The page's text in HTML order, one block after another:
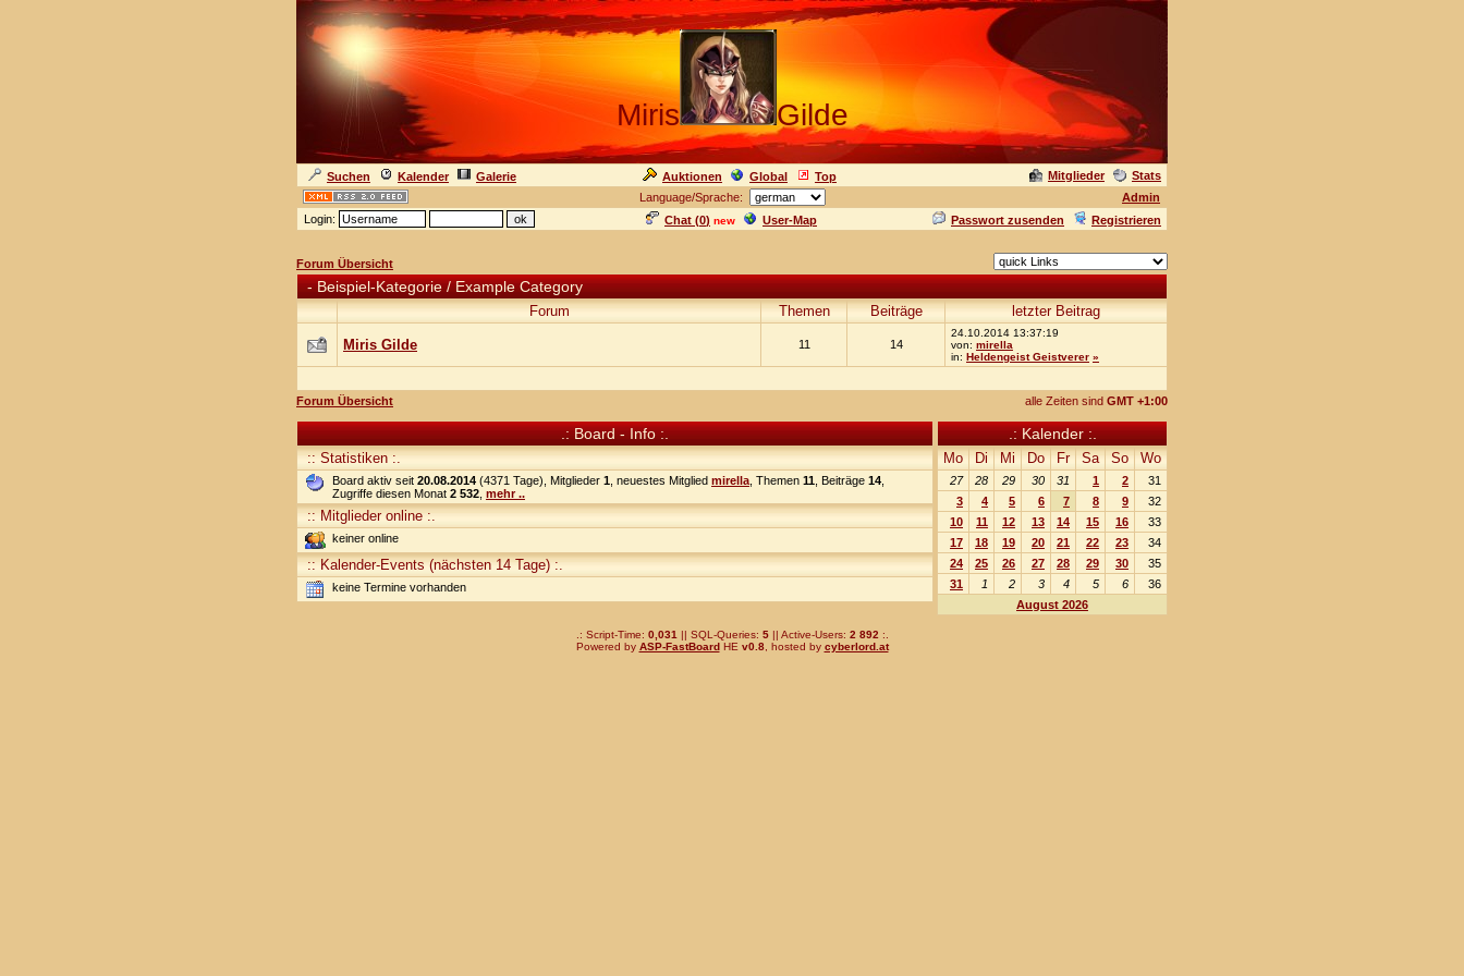
Miris Gilde
Suchen Kalender Galerie Auktionen Global Top Mitglieder
Stats
Language/Sprache:
Admin
Login:
Chat (0) new User-Map Passwort zusenden Registrieren
Forum Übersicht
- Beispiel-Kategorie / Example Category
Forum Themen Beiträge letzter Beitrag
Miris Gilde 11 14
24.10.2014 13:37:19
von: mirella
in: Heldengeist Geistverer »
Forum Übersicht alle Zeiten sind GMT +1:00
.: Board - Info :.
:: Statistiken :.
Board aktiv seit 20.08.2014 (4371 Tage), Mitglieder 1 , neuestes Mitglied mirella , Themen 11 , Beiträge 14
Zugriffe diesen Monat 2 532 mehr ..
:: Mitglieder online :.
keiner online
:: Kalender-Events (nächsten 14 Tage) :.
keine Termine vorhanden
.: Kalender :.
Mo Di Mi Do Fr Sa So Wo
27 28 29 30 31 1 2
31
3
4 5 6 7 8 9
32
10
11 12 13 14 15 16
33
17
18 19 20 21 22 23
34
24
25 26 27 28 29 30
35
31
1 2 3 4 5 6
36
August 2026
.: Script-Time: 0,031 || SQL-Queries: 5|| Active-Users: 2 892 :.
Powered by ASP-FastBoardHE v0.8, hosted by cyberlord.at